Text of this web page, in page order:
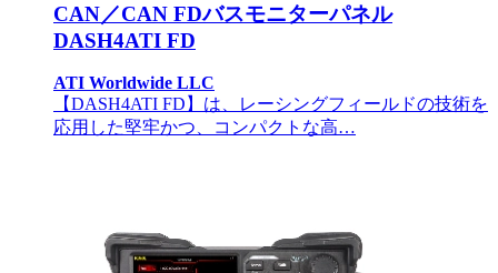
CAN／CAN FDバスモニターパネル
DASH4ATI FD
ATI Worldwide LLC
【DASH4ATI FD】は、レーシングフィールドの技術を
応用した堅牢かつ、コンパクトな高…